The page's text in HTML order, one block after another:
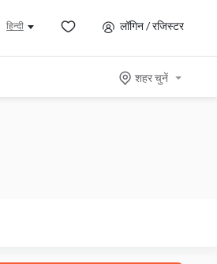
हिन्दी लॉगिन / रजिस्टर
शहर चुनें